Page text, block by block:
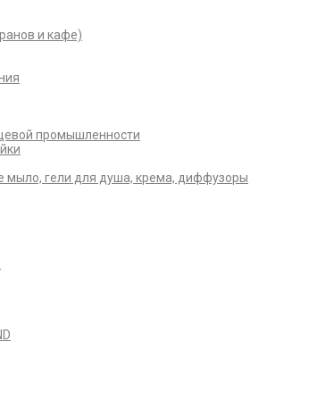
и кафе)
промышленности
гели для душа, крема, диффузоры